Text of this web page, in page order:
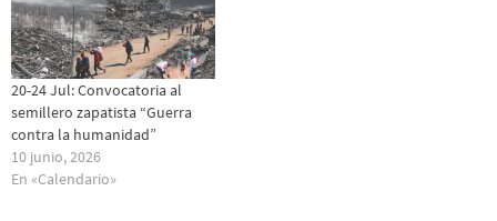
20-24 Jul: Convocatoria al
semillero zapatista “Guerra
contra la humanidad”
10 junio, 2026
En «Calendario»